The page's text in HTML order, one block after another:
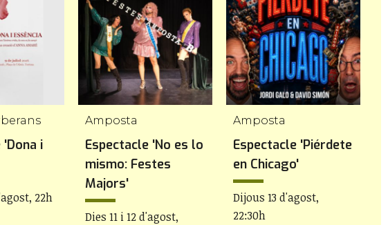
'Dona i
22h
Amposta
Espectacle 'No es lo
mismo: Festes
Majors'
Dies 11 i 12 d'agost,
Amposta
Espectacle 'Piérdete
en Chicago'
Dijous 13 d'agost,
22:30h